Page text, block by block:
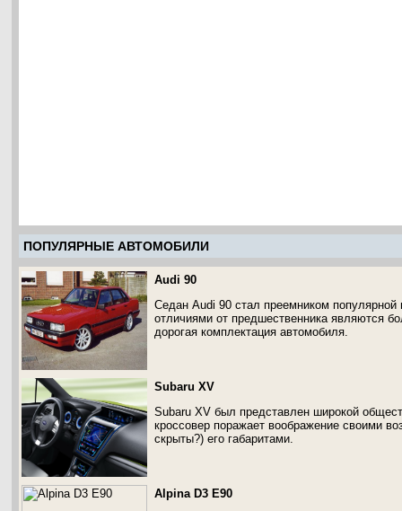
ПОПУЛЯРНЫЕ АВТОМОБИЛИ
Audi 90
Седан Audi 90 стал преемником
отличиями от предшественника являются
дорогая комплектация автомобиля.
Subaru XV
Subaru XV был представлен широкой
кроссовер поражает воображение своими
скрыты?) его габаритами.
Alpina D3 E90